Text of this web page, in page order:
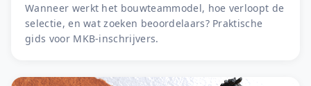
Wanneer werkt het bouwteammodel, hoe verloopt de
selectie, en wat zoeken beoordelaars? Praktische
gids voor MKB-inschrijvers.